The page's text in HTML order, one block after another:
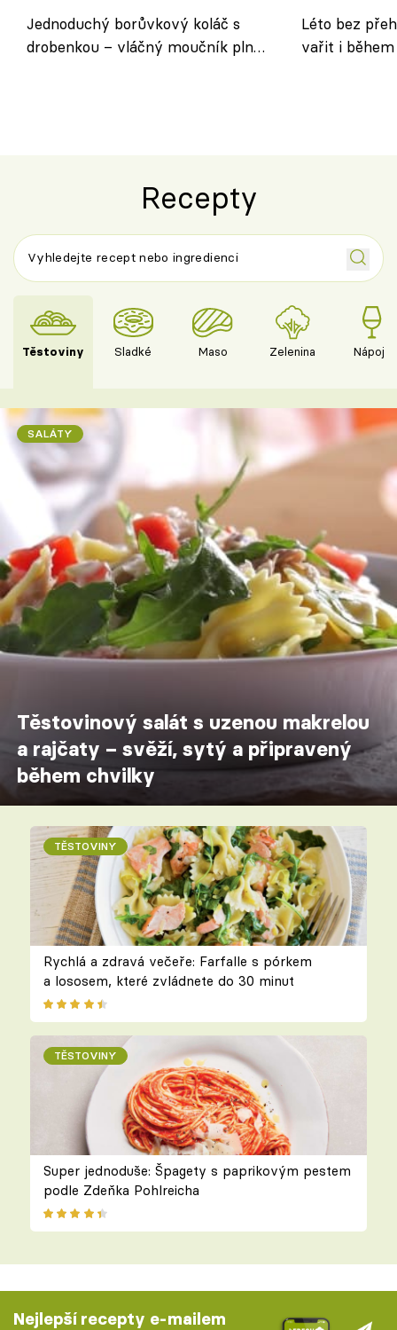
Jednoduchý borůvkový koláč s
drobenkou – vláčný moučník plný
Léto bez
vařit i
Recepty
Těstoviny Sladké Maso Zelenina Nápoje
SALÁTY
Těstovinový salát s uzenou makrelou
a rajčaty – svěží, sytý a připravený
během chvilky
TĚSTOVINY
Rychlá a zdravá večeře: Farfalle s pórkem
a lososem, které zvládnete do 30 minut
TĚSTOVINY
Super jednoduše: Špagety s paprikovým pestem
podle Zdeňka Pohlreicha
Nejlepší recepty e-mailem